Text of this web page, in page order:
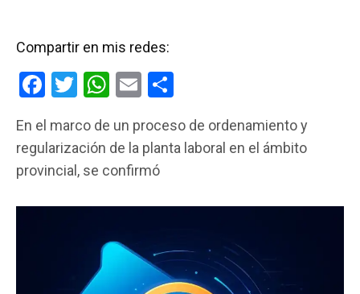
Compartir en mis redes:
F
ce
b
o
T
tt
er
W
at
s
p
p
E
ail m
p
tir
En el marco de un proceso de ordenamiento y
regularización de la planta laboral en el ámbito
provincial, se confirmó